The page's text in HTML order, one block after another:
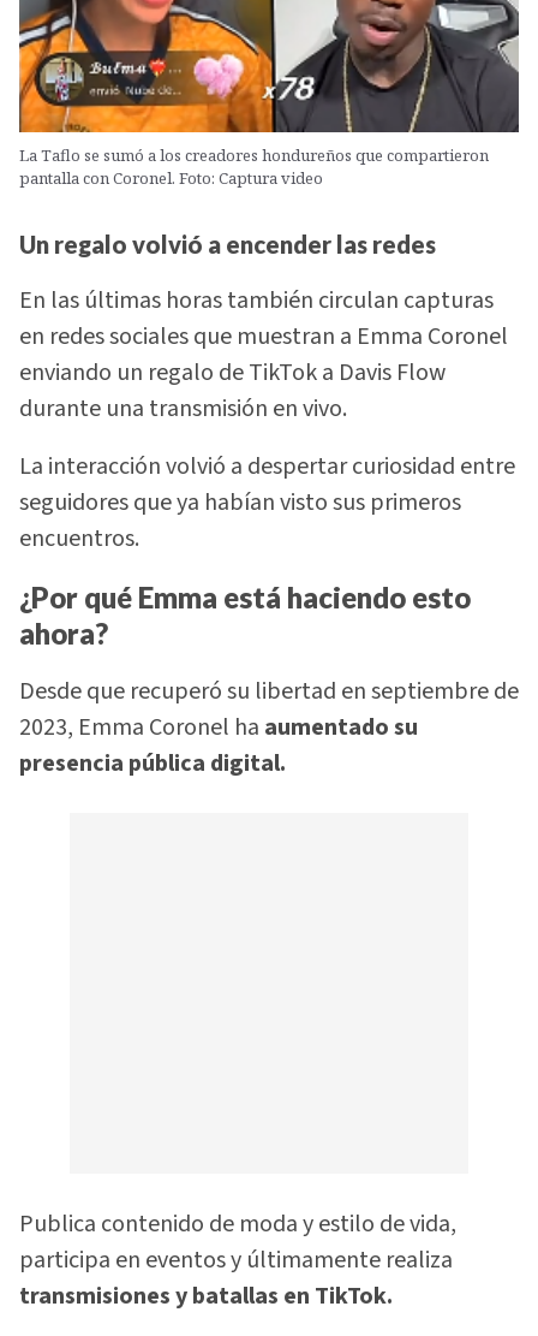
La Taflo se sumó a los creadores hondureños que compartieron
pantalla con Coronel. Foto: Captura video
Un regalo volvió a encender las redes
En las últimas horas también circulan capturas
en redes sociales que muestran a Emma Coronel
enviando un regalo de TikTok a Davis Flow
durante una transmisión en vivo.
La interacción volvió a despertar curiosidad entre
seguidores que ya habían visto sus primeros
encuentros.
¿Por qué Emma está haciendo esto
ahora?
Desde que recuperó su libertad en septiembre de
2023, Emma Coronel ha aumentado su
presencia pública digital.
Publica contenido de moda y estilo de vida,
participa en eventos y últimamente realiza
transmisiones y batallas en TikTok.